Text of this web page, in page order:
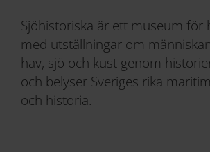
Sjöhistoriska är ett museum för
med utställningar om
hav, sjö och kust genom
och belyser Sveriges rika
och historia.